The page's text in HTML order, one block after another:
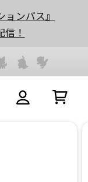
ンパス』
！